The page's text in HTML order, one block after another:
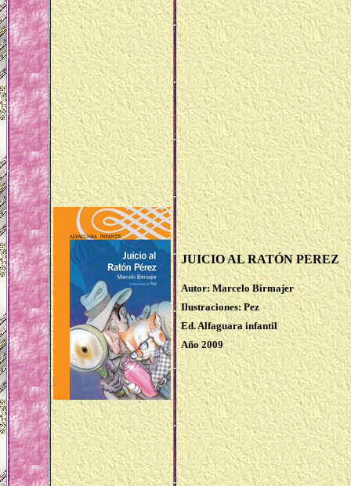
JUICIO AL RATÓN PEREZ
Autor: Marcelo Birmajer
Ilustraciones: Pez
Ed. Alfaguara infantil
Año 2009